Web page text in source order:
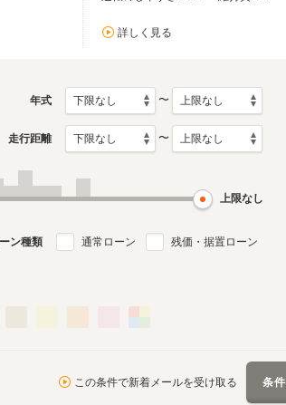
詳しく見る
年6月～2005年7月
年式 〜
走行距離 〜
上限なし
ン種類 通常ローン 残価・据置ローン
この条件で新着メールを受け取る 条